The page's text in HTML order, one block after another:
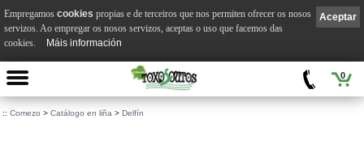
0
:: Comezo > Catálogo en liña > Delfín
Aceptar
Empregamos cookies propias e de terceiros que nos permiten ofrecer os nosos
servizos. Ao empregar os nosos servizos, aceptas o uso que facemos das
cookies.
Máis información